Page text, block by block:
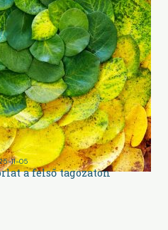
11-05
a felső tagozaton